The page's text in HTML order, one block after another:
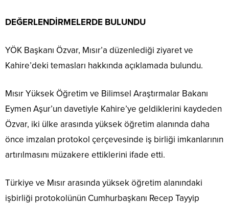
DEĞERLENDİRMELERDE BULUNDU
YÖK Başkanı Özvar, Mısır’a düzenlediği ziyaret ve
Kahire’deki temasları hakkında açıklamada bulundu.
Mısır Yüksek Öğretim ve Bilimsel Araştırmalar Bakanı
Eymen Aşur’un davetiyle Kahire’ye geldiklerini kaydeden
Özvar, iki ülke arasında yüksek öğretim alanında daha
önce imzalan protokol çerçevesinde iş birliği imkanlarının
artırılmasını müzakere ettiklerini ifade etti.
Türkiye ve Mısır arasında yüksek öğretim alanındaki
işbirliği protokolünün Cumhurbaşkanı Recep Tayyip